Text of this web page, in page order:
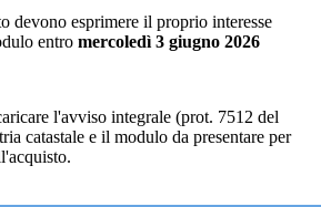
devono esprimere il proprio interesse
entro mercoledì 3 giugno 2026
l'avviso integrale (prot. 7512 del
catastale e il modulo da presentare per